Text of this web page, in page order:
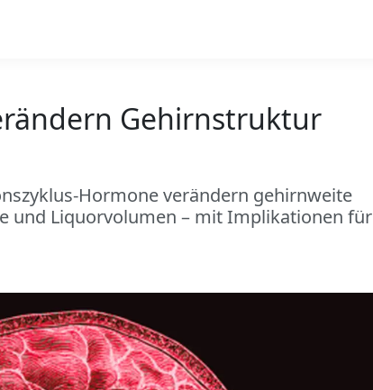
Gehirnstruktur
Hormone verändern gehirnweite
und Liquorvolumen – mit Implikationen für